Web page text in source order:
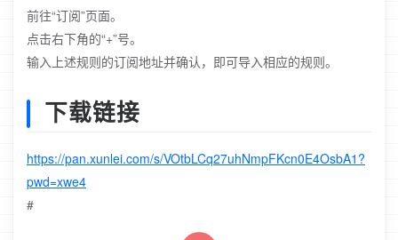
前往“订阅”页面。
点击右下角的“+”号。
输入上述规则的订阅地址并确认，即可导入相应的规则。
下载链接
https://pan.xunlei.com/s/VOtbLCq27uhNmpFKcn0E4OsbA1?
pwd=xwe4
#